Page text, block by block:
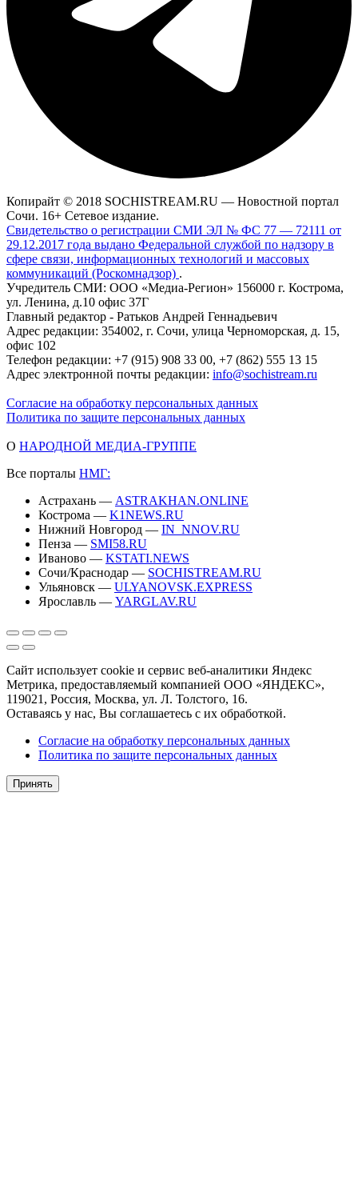
Копирайт © 2018 SOCHISTREAM.RU — Новостной портал
Сочи. 16+ Сетевое издание.
Свидетельство о регистрации СМИ ЭЛ № ФС 77 — 72111 от
29.12.2017 года выдано Федеральной службой по надзору в
сфере связи, информационных технологий и массовых
коммуникаций (Роскомнадзор) .
Учредитель СМИ: ООО «Медиа-Регион» 156000 г. Кострома,
ул. Ленина, д.10 офис 37Г
Главный редактор - Ратьков Андрей Геннадьевич
Адрес редакции: 354002, г. Сочи, улица Черноморская, д. 15,
офис 102
Телефон редакции: +7 (915) 908 33 00, +7 (862) 555 13 15
Адрес электронной почты редакции: info@sochistream.ru
Согласие на обработку персональных данных
Политика по защите персональных данных
О НАРОДНОЙ МЕДИА-ГРУППЕ
Все порталы НМГ:
Астрахань — ASTRAKHAN.ONLINE
Кострома — K1NEWS.RU
Нижний Новгород — IN_NNOV.RU
Пенза — SMI58.RU
Иваново — KSTATI.NEWS
Сочи/Краснодар — SOCHISTREAM.RU
Ульяновск — ULYANOVSK.EXPRESS
Ярославль — YARGLAV.RU
Сайт использует cookie и сервис веб-аналитики Яндекс
Метрика, предоставляемый компанией ООО «ЯНДЕКС»,
119021, Россия, Москва, ул. Л. Толстого, 16.
Оставаясь у нас, Вы соглашаетесь с их обработкой.
Согласие на обработку персональных данных
Политика по защите персональных данных
Принять